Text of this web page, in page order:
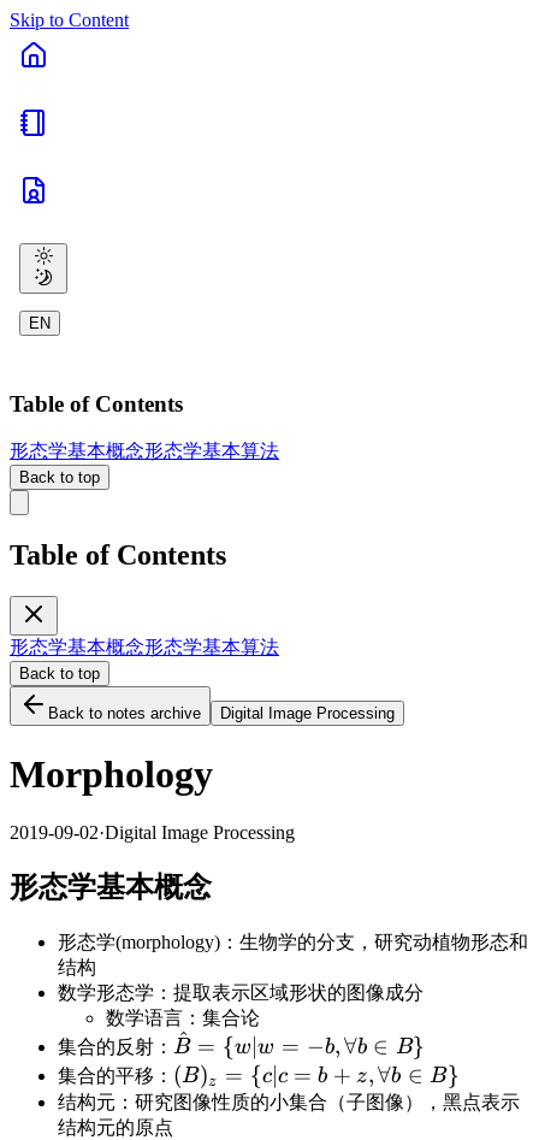
Skip to Content
EN
Table of Contents
形态学基本概念形态学基本算法
Back to top
Table of Contents
形态学基本概念形态学基本算法
Back to top
Back to notes archive Digital Image Processing
Morphology
2019-09-02·Digital Image Processing
形态学基本概念
形态学(morphology)：生物学的分支，研究动植物形态和
结构
数学形态学：提取表示区域形状的图像成分
数学语言：集合论
集合的反射： \hat
B=\
{w|w=-
B
^ = {w ∣w = −b,∀b ∈ B}
集合的平移： (B)_z=\
{c|c=b+z,\forall
(B)z = {c∣ c = b + z,∀b ∈ B}
结构元：研究图像性质的小集合（子图像），黑点表示
结构元的原点